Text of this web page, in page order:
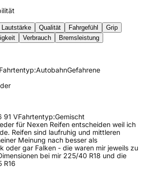
Lautstärke Qualität Fahrgefühl
Grip
Verbrauch Bremsleistung
Fahrtentyp:AutobahnGefahrene
91 VFahrtentyp:Gemischt
für Nexen Reifen entscheiden weil ich
Reifen sind laufruhig und mittleren
Meinung nach besser als
oder gar Falken - die waren mir jeweils zu
bei mir 225/40 R18 und die
R16